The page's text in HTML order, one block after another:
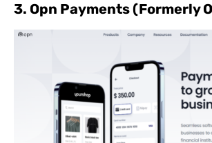
3. Opn Payments (formerly